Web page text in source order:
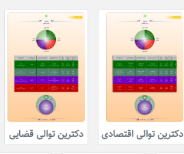
دکترین توالی اقتصادی دکترین توالی قضایی